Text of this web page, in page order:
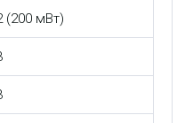
(200 мВт)